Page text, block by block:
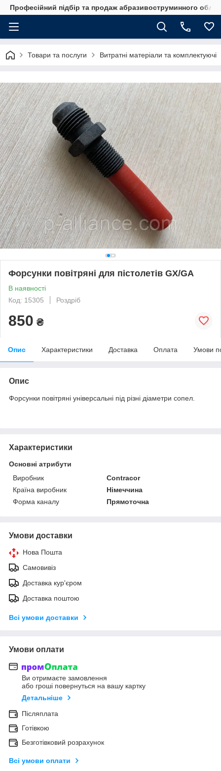
Професійний підбір та продаж абразивоструминного
Товари та послуги Витратні матеріали та комплектуючі
Форсунки повітряні для пістолетів GX/GA
В наявності
Код: 15305
Роздріб
850 ₴
Опис Характеристики Доставка Оплата Умови
Опис
Форсунки повітряні універсальні під різні діаметри сопел.
Характеристики
Основні атрибути
Виробник
Contracor
Країна виробник
Німеччина
Форма каналу
Прямоточна
Умови доставки
Нова Пошта
Самовивіз
Доставка кур'єром
Доставка поштою
Всі умови доставки
Умови оплати
Ви отримаєте замовлення
або гроші повернуться на вашу картку
Детальніше
Післяплата
Готівкою
Безготівковий розрахунок
Всі умови оплати